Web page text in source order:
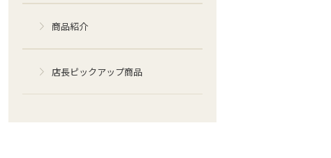
商品紹介
店長ピックアップ商品